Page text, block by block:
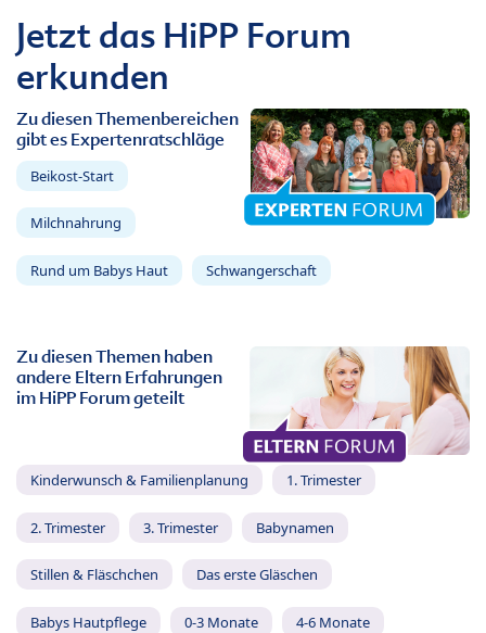
Jetzt das HiPP Forum
erkunden
Zu diesen Themenbereichen
gibt es Expertenratschläge
Beikost-Start
Milchnahrung
Rund um Babys Haut Schwangerschaft
Zu diesen Themen haben
andere Eltern Erfahrungen
im HiPP Forum geteilt
Kinderwunsch & Familienplanung 1. Trimester
2. Trimester 3. Trimester Babynamen
Stillen & Fläschchen Das erste Gläschen
Babys Hautpflege 0-3 Monate 4-6 Monate